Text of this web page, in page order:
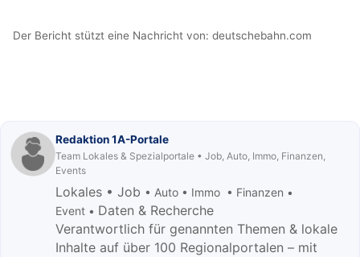
Der Bericht stützt eine Nachricht von: deutschebahn.com
Redaktion 1A-Portale
Team Lokales & Spezialportale • Job, Auto, Immo, Finanzen,
Events
Lokales • Job • Auto • Immo • Finanzen •
Event • Daten & Recherche
Verantwortlich für genannten Themen & lokale
Inhalte auf über 100 Regionalportalen – mit